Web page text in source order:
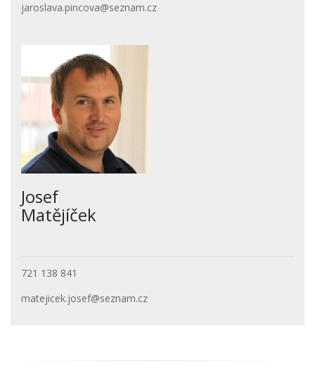
jaroslava.pincova@seznam.cz
Josef
Matějíček
721 138 841
matejicek.josef@seznam.cz